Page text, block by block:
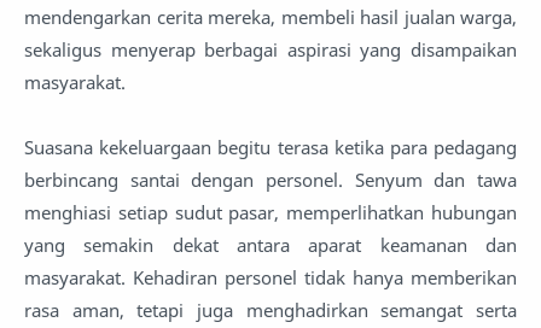
mendengarkan cerita mereka, membeli hasil jualan warga,
sekaligus menyerap berbagai aspirasi yang disampaikan
masyarakat.
Suasana kekeluargaan begitu terasa ketika para pedagang
berbincang santai dengan personel. Senyum dan tawa
menghiasi setiap sudut pasar, memperlihatkan hubungan
yang semakin dekat antara aparat keamanan dan
masyarakat. Kehadiran personel tidak hanya memberikan
rasa aman, tetapi juga menghadirkan semangat serta